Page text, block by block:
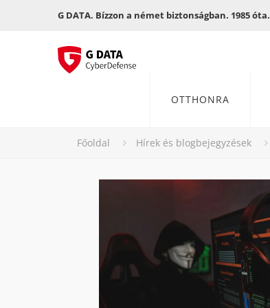
G DATA. Bízzon a német biztonságban. 1985 óta.
OTTHONRA
Főoldal Hírek és blogbejegyzések